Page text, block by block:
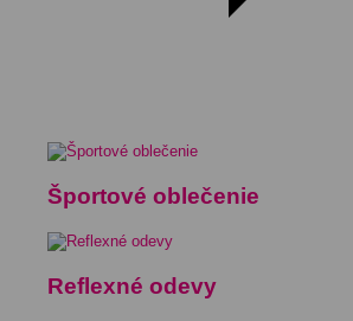
Športové oblečenie
Reflexné odevy